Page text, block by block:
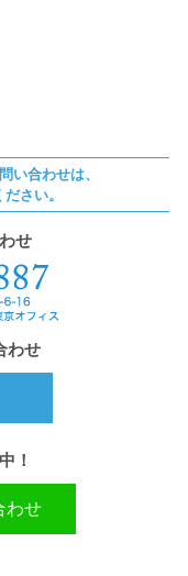
い合わせは、
さい。
せ
わせ
！
わせ